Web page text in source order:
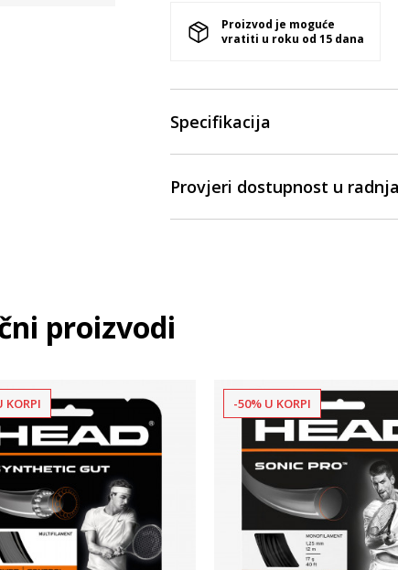
Proizvod je moguće
vratiti u roku od 15 dana
Specifikacija
Provjeri dostupnost u
proizvodi
KORPI -50% U KORPI